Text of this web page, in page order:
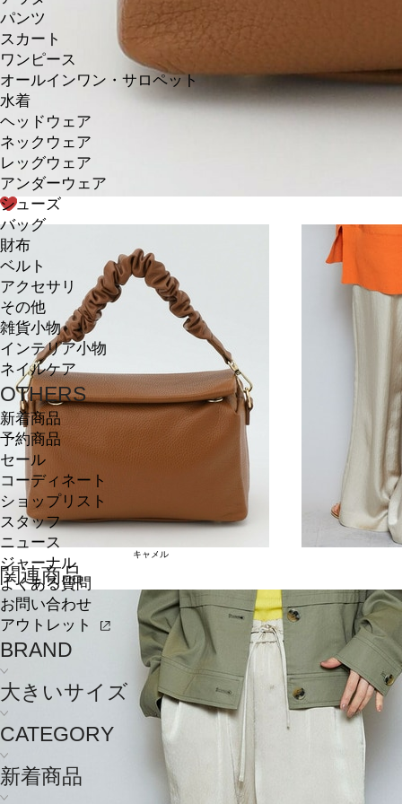
パンツ
スカート
ワンピース
オールインワン・サロペット
水着
ヘッドウェア
ネックウェア
レッグウェア
アンダーウェア
シューズ
バッグ
財布
ベルト
アクセサリ
その他
雑貨小物
インテリア小物
ネイルケア
OTHERS
新着商品
予約商品
セール
コーディネート
ショップリスト
スタッフ
ニュース
ジャーナル
よくある質問
お問い合わせ
アウトレット
BRAND
大きいサイズ
CATEGORY
新着商品
キャメル
関連商品